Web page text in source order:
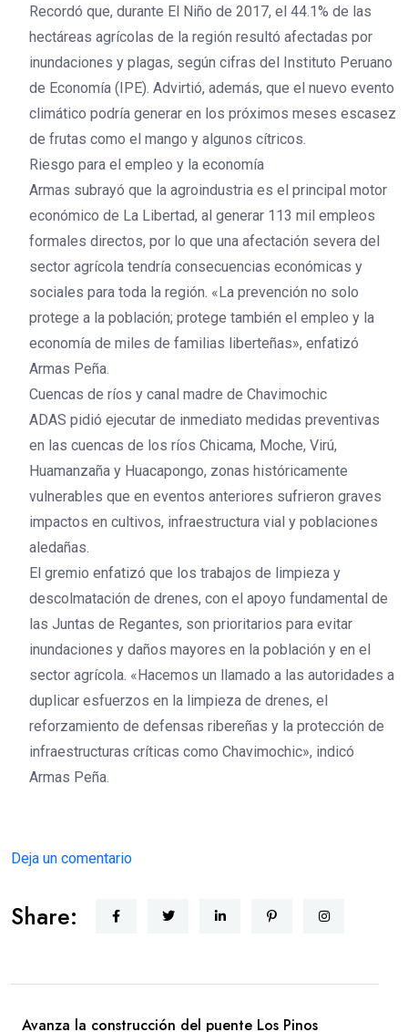
Recordó que, durante El Niño de 2017, el 44.1% de las
hectáreas agrícolas de la región resultó afectadas por
inundaciones y plagas, según cifras del Instituto Peruano
de Economía (IPE). Advirtió, además, que el nuevo evento
climático podría generar en los próximos meses escasez
de frutas como el mango y algunos cítricos.
Riesgo para el empleo y la economía
Armas subrayó que la agroindustria es el principal motor
económico de La Libertad, al generar 113 mil empleos
formales directos, por lo que una afectación severa del
sector agrícola tendría consecuencias económicas y
sociales para toda la región. «La prevención no solo
protege a la población; protege también el empleo y la
economía de miles de familias liberteñas», enfatizó
Armas Peña.
Cuencas de ríos y canal madre de Chavimochic
ADAS pidió ejecutar de inmediato medidas preventivas
en las cuencas de los ríos Chicama, Moche, Virú,
Huamanzaña y Huacapongo, zonas históricamente
vulnerables que en eventos anteriores sufrieron graves
impactos en cultivos, infraestructura vial y poblaciones
aledañas.
El gremio enfatizó que los trabajos de limpieza y
descolmatación de drenes, con el apoyo fundamental de
las Juntas de Regantes, son prioritarios para evitar
inundaciones y daños mayores en la población y en el
sector agrícola. «Hacemos un llamado a las autoridades a
duplicar esfuerzos en la limpieza de drenes, el
reforzamiento de defensas ribereñas y la protección de
infraestructuras críticas como Chavimochic», indicó
Armas Peña.
Deja un comentario
Share:
Avanza la construcción del puente Los Pinos